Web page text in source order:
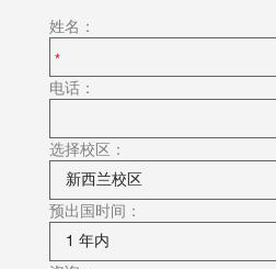
姓名：
电话：
选择校区：
预出国时间：